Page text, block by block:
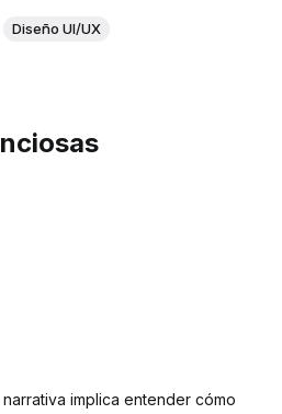
Diseño UI/UX
implica entender cómo